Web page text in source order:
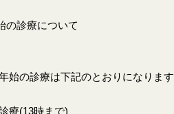
診療について
始の診療は下記のとおりになります
療(13時まで)